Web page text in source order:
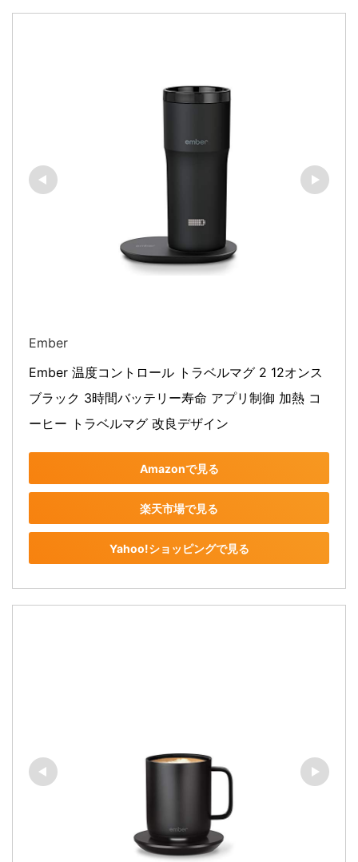
Ember
Ember 温度コントロール トラベルマグ 2 12オンス
ブラック 3時間バッテリー寿命 アプリ制御 加熱 コ
ーヒー トラベルマグ 改良デザイン
Amazonで見る
楽天市場で見る
Yahoo!ショッピングで見る